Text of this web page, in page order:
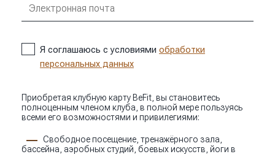
Я соглашаюсь с условиями обработки
персональных данных
Приобретая клубную карту BeFit, вы становитесь
полноценным членом клуба, в полной мере пользуясь
всеми его возможностями и привилегиями:
Свободное посещение, тренажёрного зала,
бассейна, аэробных студий, боевых искусств, йоги в